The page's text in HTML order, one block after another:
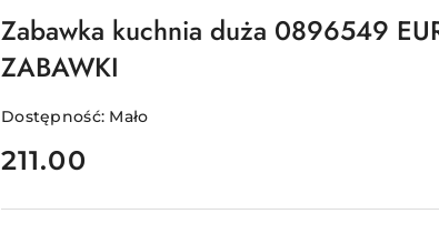
Zabawka kuchnia duża 0896549
ZABAWKI
Dostępność: Mało
cena:
211.00